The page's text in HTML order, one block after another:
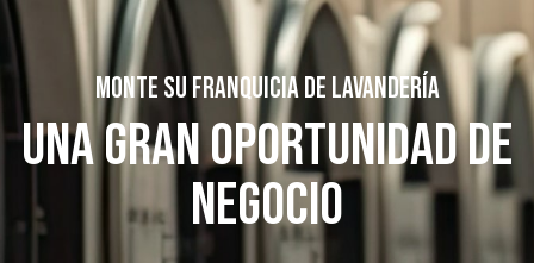
MONTE SU FRANQUICIA DE LAVANDERÍA
UNA GRAN OPORTUNIDADDE
NEGOCIO